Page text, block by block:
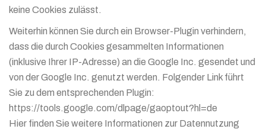
keine Cookies zulässt.
Weiterhin können Sie durch ein Browser-Plugin verhindern,
dass die durch Cookies gesammelten Informationen
(inklusive Ihrer IP-Adresse) an die Google Inc. gesendet und
von der Google Inc. genutzt werden. Folgender Link führt
Sie zu dem entsprechenden Plugin:
https://tools.google.com/dlpage/gaoptout?hl=de
Hier finden Sie weitere Informationen zur Datennutzung